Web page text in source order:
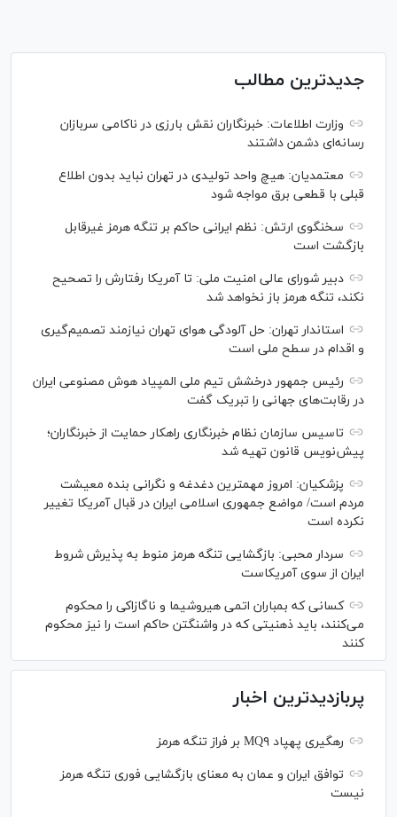
جدیدترین مطالب
وزارت اطلاعات: خبرنگاران نقش بارزی در ناکامی سربازان
رسانه‌ای دشمن داشتند
معتمدیان: هیچ واحد تولیدی در تهران نباید بدون اطلاع
قبلی با قطعی برق مواجه شود
سخنگوی ارتش: نظم ایرانی حاکم بر تنگه هرمز غیرقابل
بازگشت است
دبیر شورای عالی امنیت ملی: تا آمریکا رفتارش را تصحیح
نکند، تنگه هرمز باز نخواهد شد
استاندار تهران: حل آلودگی هوای تهران نیازمند تصمیم‌گیری
و اقدام در سطح ملی است
رئیس جمهور درخشش تیم ملی المپیاد هوش مصنوعی ایران
در رقابت‌های جهانی را تبریک گفت
تاسیس سازمان نظام خبرنگاری راهکار حمایت از خبرنگاران؛
پیش‌نویس قانون تهیه شد
پزشکیان: امروز مهمترین دغدغه و نگرانی بنده معیشت
مردم است/ مواضع جمهوری اسلامی ایران در قبال آمریکا تغییر
نکرده است
سردار محبی: بازگشایی تنگه هرمز منوط به پذیرش شروط
ایران از سوی آمریکاست
کسانی که بمباران اتمی هیروشیما و ناگازاکی را محکوم
می‌کنند، باید ذهنیتی که در واشنگتن حاکم است را نیز محکوم
کنند
پربازدیدترین اخبار
رهگیری پهپاد MQ۹ بر فراز تنگه هرمز
توافق ایران و عمان به معنای بازگشایی فوری تنگه هرمز
نیست